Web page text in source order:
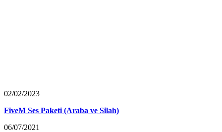
02/02/2023
FiveM Ses Paketi (Araba ve Silah)
06/07/2021